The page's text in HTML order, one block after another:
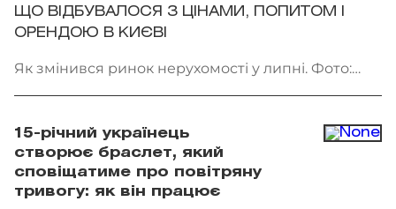
ЩО ВІДБУВАЛОСЯ З ЦІНАМИ, ПОПИТОМ І
ОРЕНДОЮ В КИЄВІ
Як змінився ринок нерухомості у липні. Фото:
15-річний українець
створює браслет, який
сповіщатиме про повітряну
тривогу: як він працює